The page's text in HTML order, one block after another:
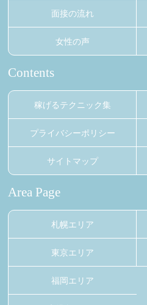
面接の流れ
女性の声
Contents
稼げるテクニック集
プライバシーポリシー
サイトマップ
Area Page
札幌エリア
東京エリア
福岡エリア